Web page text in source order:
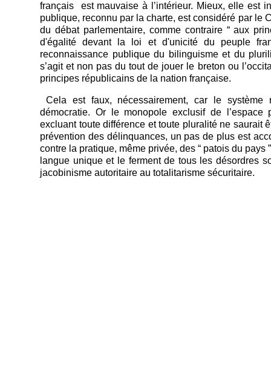
français est mauvaise à l’intérieur. Mieux, elle est
publique, reconnu par la charte, est considéré par le
du débat parlementaire, comme contraire “ aux
d'égalité devant la loi et d'unicité du peuple
reconnaissance publique du bilinguisme et du
s’agit et non pas du tout de jouer le breton ou
principes républicains de la nation française.
Cela est faux, nécessairement, car le
démocratie. Or le monopole exclusif de
excluant toute différence et toute pluralité ne saurait
prévention des délinquances, un pas de plus est
contre la pratique, même privée, des “ patois du
langue unique et le ferment de tous les désordres
jacobinisme autoritaire au totalitarisme sécuritaire.